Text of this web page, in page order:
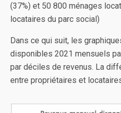
(37%) et 50 800 ménages
locataires du parc social)
Dans ce qui suit, les
disponibles 2021 mensuels
par déciles de revenus. La
entre propriétaires et